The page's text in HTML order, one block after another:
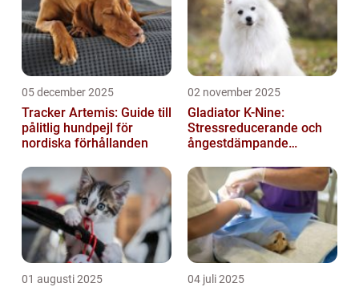
05 december 2025
Tracker Artemis: Guide till
pålitlig hundpejl för
nordiska förhållanden
02 november 2025
Gladiator K-Nine:
Stressreducerande och
ångestdämpande
01 augusti 2025 04 juli 2025